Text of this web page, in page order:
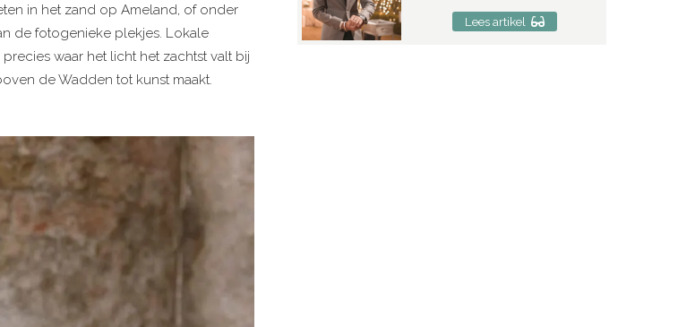
in het zand op Ameland, of onder
de fotogenieke plekjes. Lokale
waar het licht het zachtst valt bij
de Wadden tot kunst maakt.
Lees artikel